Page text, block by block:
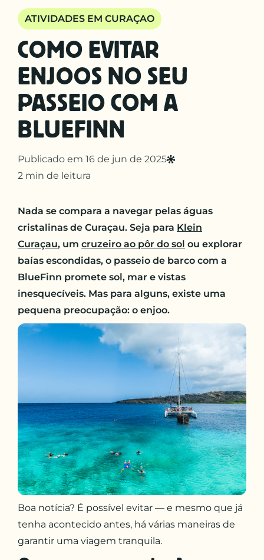
ATIVIDADES EM CURAÇAO
COMO EVITAR
ENJOOS NO SEU
PASSEIO COM A
BLUEFINN
Publicado em 16 de jun de 2025
2 min de leitura
Nada se compara a navegar pelas águas
cristalinas de Curaçau. Seja para Klein
Curaçau, um cruzeiro ao pôr do sol ou explorar
baías escondidas, o passeio de barco com a
BlueFinn promete sol, mar e vistas
inesquecíveis. Mas para alguns, existe uma
pequena preocupação: o enjoo.
Boa notícia? É possível evitar — e mesmo que já
tenha acontecido antes, há várias maneiras de
garantir uma viagem tranquila.